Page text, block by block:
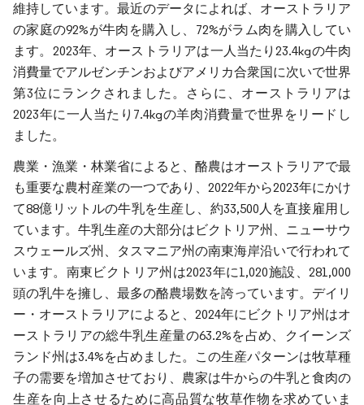
維持しています。最近のデータによれば、オーストラリア
の家庭の92%が牛肉を購入し、72%がラム肉を購入してい
ます。2023年、オーストラリアは一人当たり23.4kgの牛肉
消費量でアルゼンチンおよびアメリカ合衆国に次いで世界
第3位にランクされました。さらに、オーストラリアは
2023年に一人当たり7.4kgの羊肉消費量で世界をリードし
ました。
農業・漁業・林業省によると、酪農はオーストラリアで最
も重要な農村産業の一つであり、2022年から2023年にかけ
て88億リットルの牛乳を生産し、約33,500人を直接雇用し
ています。牛乳生産の大部分はビクトリア州、ニューサウ
スウェールズ州、タスマニア州の南東海岸沿いで行われて
います。南東ビクトリア州は2023年に1,020施設、281,000
頭の乳牛を擁し、最多の酪農場数を誇っています。デイリ
ー・オーストラリアによると、2024年にビクトリア州はオ
ーストラリアの総牛乳生産量の63.2%を占め、クイーンズ
ランド州は3.4%を占めました。この生産パターンは牧草種
子の需要を増加させており、農家は牛からの牛乳と食肉の
生産を向上させるために高品質な牧草作物を求めていま